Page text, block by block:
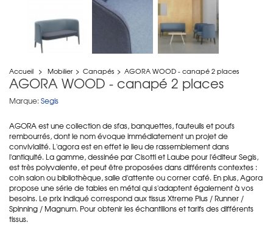
Accueil > Mobilier > Canapés > AGORA WOOD - canapé 2 places
AGORA WOOD - canapé 2 places
Marque: Segis
AGORA est une collection de sfas, banquettes, fauteuils et poufs
rembourrés, dont le nom évoque immédiatement un projet de
convivialité. L'agora est en effet le lieu de rassemblement dans
l'antiquité. La gamme, dessinée par Cisotti et Laube pour l'éditeur Segis,
est très polyvalente, et peut être proposées dans différents contextes :
coin salon ou bibliothèque, salle d'attente ou corner café. En plus, Agora
propose une série de tables en métal qui s'adaptent également à vos
besoins. Le prix indiqué correspond aux tissus Xtreme Plus / Runner /
Spinning / Magnum. Pour obtenir les échantillons et tarifs des différents
tissus.